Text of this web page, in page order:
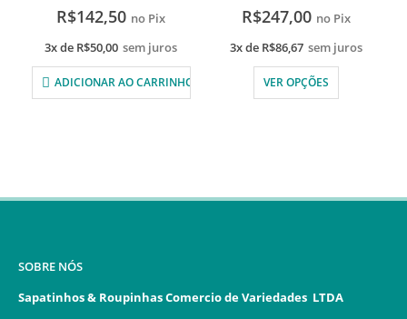
R$142,50 no Pix
3x de R$50,00 sem juros
ADICIONAR AO CARRINHO
R$247,00 no Pix
3x de R$86,67 sem juros
VER OPÇÕES
SOBRE NÓS
Sapatinhos & Roupinhas Comercio de Variedades LTDA